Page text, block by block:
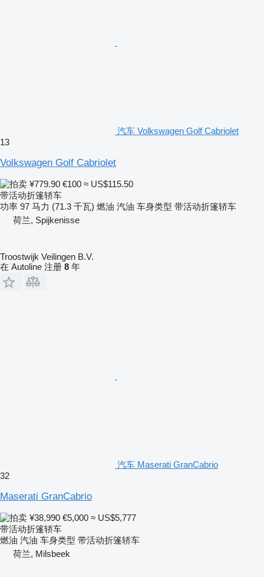
汽车 Volkswagen Golf Cabriolet
13
Volkswagen Golf Cabriolet
¥779.90 €100 ≈ US$115.50
带活动折篷轿车
功率 97 马力 (71.3 千瓦) 燃油 汽油 车身类型 带活动折篷轿车
荷兰, Spijkenisse
Troostwijk Veilingen B.V.
在 Autoline 注册 8 年
汽车 Maserati GranCabrio
32
Maserati GranCabrio
¥38,990 €5,000 ≈ US$5,777
带活动折篷轿车
燃油 汽油 车身类型 带活动折篷轿车
荷兰, Milsbeek